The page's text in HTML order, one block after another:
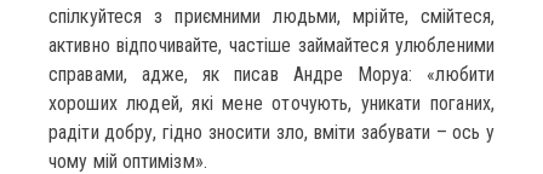
спілкуйтеся з приємними людьми, мрійте, смійтеся,
активно відпочивайте, частіше займайтеся улюбленими
справами, адже, як писав Андре Моруа: «любити
хороших людей, які мене оточують, уникати поганих,
радіти добру, гідно зносити зло, вміти забувати – ось у
чому мій оптимізм».